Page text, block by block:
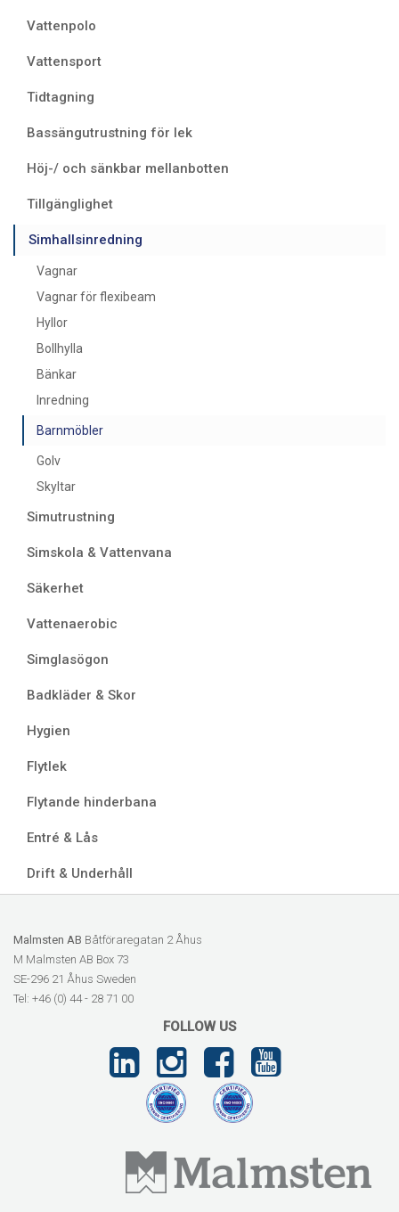
Vattenpolo
Vattensport
Tidtagning
Bassängutrustning för lek
Höj-/ och sänkbar mellanbotten
Tillgänglighet
Simhallsinredning
Vagnar
Vagnar för flexibeam
Hyllor
Bollhylla
Bänkar
Inredning
Barnmöbler
Golv
Skyltar
Simutrustning
Simskola & Vattenvana
Säkerhet
Vattenaerobic
Simglasögon
Badkläder & Skor
Hygien
Flytlek
Flytande hinderbana
Entré & Lås
Drift & Underhåll
Malmsten AB Båtföraregatan 2 Åhus
M Malmsten AB Box 73
SE-296 21 Åhus Sweden
Tel: +46 (0) 44 - 28 71 00
FOLLOW US